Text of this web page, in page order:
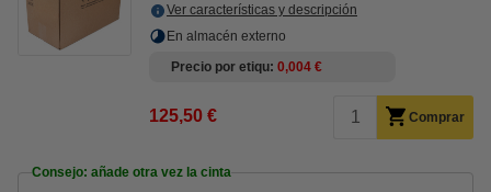
Ver características y descripción
En almacén externo
Precio por etiqu 0,004 €
125,50 € Comprar
Consejo: añade otra vez la cinta